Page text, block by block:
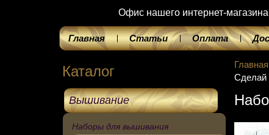
Офис нашего интернет-магазина
Главная Статьи Оплата
Каталог
Вышивание
Наборы для вышивания
Главная
Сделай